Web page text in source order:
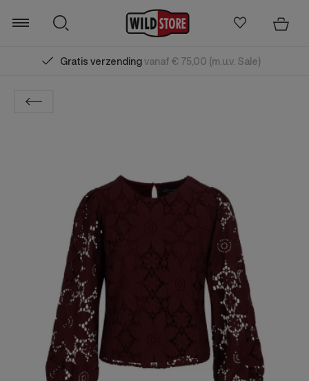
Gratis verzendingvanaf € 75,00 (m.u.v. Sale)
Zoeken